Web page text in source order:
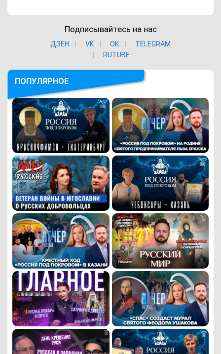
Подписывайтесь на нас
ДЗЕН VK ОK
TELEGRAM
RUTUBE
ПОПУЛЯРНОЕ